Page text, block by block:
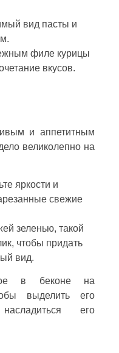
вид пасты и
филе курицы
вкусов.
и аппетитным
великолепно на
яркости и
свежие
зеленью, такой
чтобы придать
вид.
в беконе на
выделить его
его